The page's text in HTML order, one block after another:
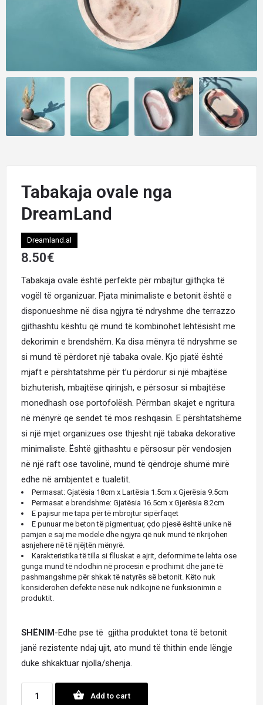
Tabakaja ovale nga
DreamLand
Dreamland.al
8.50€
Tabakaja ovale është perfekte për mbajtur gjithçka të
vogël të organizuar. Pjata minimaliste e betonit është e
disponueshme në disa ngjyra të ndryshme dhe terrazzo
gjithashtu kështu që mund të kombinohet lehtësisht me
dekorimin e brendshëm. Ka disa mënyra të ndryshme se
si mund të përdoret një tabaka ovale. Kjo pjatë është
mjaft e përshtatshme për t’u përdorur si një mbajtëse
bizhuterish, mbajtëse qirinjsh, e përsosur si mbajtëse
monedhash ose portofolësh. Përmban skajet e ngritura
në mënyrë qe sendet të mos reshqasin. E përshtatshëme
si një mjet organizues ose thjesht një tabaka dekorative
minimaliste. Është gjithashtu e përsosur për vendosjen
në një raft ose tavolinë, mund të qëndroje shumë mirë
edhe në ambjentet e tualetit.
Permasat: Gjatësia 18cm x Lartësia 1.5cm x Gjerësia 9.5cm
Permasat e brendshme: Gjatësia 16.5cm x Gjerësia 8.2cm
E pajisur me tapa për të mbrojtur sipërfaqet
E punuar me beton të pigmentuar, çdo pjesë është unike në
pamjen e saj me modele dhe ngjyra që nuk mund të rikrijohen
asnjehere në të njëjtën mënyrë.
Karakteristika të tilla si flluskat e ajrit, deformime te lehta ose
gunga mund të ndodhin në procesin e prodhimit dhe janë të
pashmangshme për shkak të natyrës së betonit. Këto nuk
konsiderohen defekte nëse nuk ndikojnë në funksionimin e
produktit.
SHËNIM-Edhe pse të gjitha produktet tona të betonit
janë rezistente ndaj ujit, ato mund të thithin ende lëngje
duke shkaktuar njolla/shenja.
Add to cart